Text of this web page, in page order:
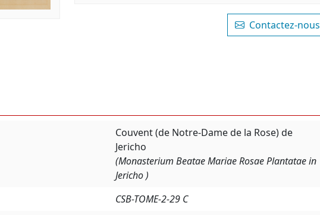
Contactez-nous
Couvent (de Notre-Dame de la Rose) de
Jericho
(Monasterium Beatae Mariae Rosae Plantatae in
Jericho )
CSB-TOME-2-29 C